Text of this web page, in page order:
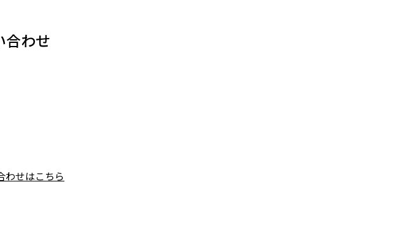
合わせ
わせはこちら